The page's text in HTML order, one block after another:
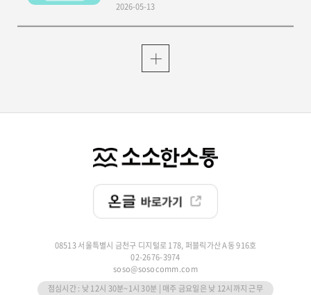
2026-05-13
08513 서울특별시 금천구 디지털로 178, 퍼블릭가산 A동 916호
02-2676-3974
soso@sosocomm.com
점심시간 : 낮 12시 30분~1시 30분 | 매주 금요일은 낮 12시까지 근무